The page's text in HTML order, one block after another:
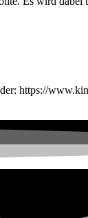
https://